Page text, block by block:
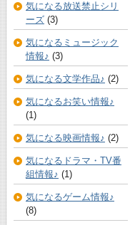
気になる放送禁止シリ
ーズ (3)
気になるミュージック
情報♪ (3)
気になる文学作品♪ (2)
気になるお笑い情報♪
(1)
気になる映画情報♪ (2)
気になるドラマ・TV番
組情報♪ (1)
気になるゲーム情報♪
(8)